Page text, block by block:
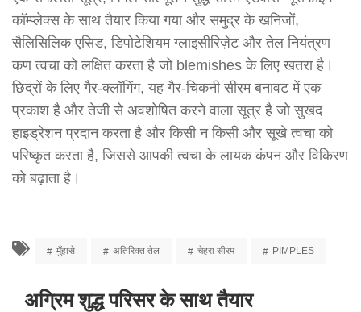
कॉम्प्लेक्स के साथ तैयार किया गया और समुद्र के खनिजों,
सैलिसिलिक एसिड, डिपोटेशियम ग्लाइसीरिज़ेट और तेल नियंत्रण
कण त्वचा को लक्षित करता है जो blemishes के लिए खतरा है।
छिद्रों के लिए गैर-क्लॉगिंग, यह गैर-चिकनी सीरम बनावट में एक
प्रकाश है और तेजी से अवशोषित करने वाला सूत्र है जो सुखद
हाइड्रेशन प्रदान करता है और किसी न किसी और सूखे त्वचा को
परिष्कृत करता है, जिससे आपकी त्वचा के लायक कंपन और विकिरण
को बढ़ाता है।
मुँहासे अतिरिक्त तेल चेहरा सीरम PIMPLES
अग्रिम शुद्ध परिसर के साथ तैयार